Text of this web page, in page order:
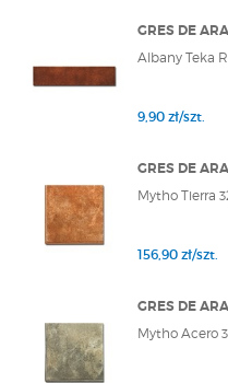
GRES DE
Albany Teka
9,90 zł/szt.
GRES DE
Mytho Tierra
156,90 zł/szt.
GRES DE
Mytho Acero